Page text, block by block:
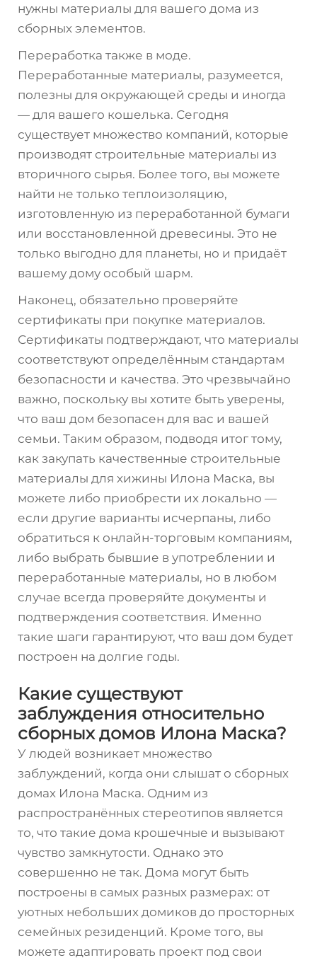
нужны материалы для вашего дома из
сборных элементов.
Переработка также в моде.
Переработанные материалы, разумеется,
полезны для окружающей среды и иногда
— для вашего кошелька. Сегодня
существует множество компаний, которые
производят строительные материалы из
вторичного сырья. Более того, вы можете
найти не только теплоизоляцию,
изготовленную из переработанной бумаги
или восстановленной древесины. Это не
только выгодно для планеты, но и придаёт
вашему дому особый шарм.
Наконец, обязательно проверяйте
сертификаты при покупке материалов.
Сертификаты подтверждают, что материалы
соответствуют определённым стандартам
безопасности и качества. Это чрезвычайно
важно, поскольку вы хотите быть уверены,
что ваш дом безопасен для вас и вашей
семьи. Таким образом, подводя итог тому,
как закупать качественные строительные
материалы для хижины Илона Маска, вы
можете либо приобрести их локально —
если другие варианты исчерпаны, либо
обратиться к онлайн-торговым компаниям,
либо выбрать бывшие в употреблении и
переработанные материалы, но в любом
случае всегда проверяйте документы и
подтверждения соответствия. Именно
такие шаги гарантируют, что ваш дом будет
построен на долгие годы.
Какие существуют
заблуждения относительно
сборных домов Илона Маска?
У людей возникает множество
заблуждений, когда они слышат о сборных
домах Илона Маска. Одним из
распространённых стереотипов является
то, что такие дома крошечные и вызывают
чувство замкнутости. Однако это
совершенно не так. Дома могут быть
построены в самых разных размерах: от
уютных небольших домиков до просторных
семейных резиденций. Кроме того, вы
можете адаптировать проект под свои